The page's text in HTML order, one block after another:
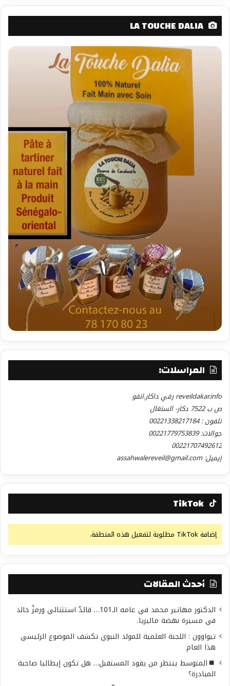
LA TOUCHE DALIA
المراسلات:
reveildakar.info رفي داكار.انفو
ص ب 7522 دكار- السنغال
تلفون : 00221338217184
جوالات: 00221779753839
00221707492612
إيميل: assahwalereveil@gmail.com
TikTok
إضافة TikTok مطلوبة لتفعيل هذه المنطقة.
أحدث المقالات
الدكتور مهاتير محمد في عامه الـ101… قائدٌ استثنائي ورمزٌ خالد
في مسيرة نهضة ماليزيا.
تيواوون : اللجنة العلمية للمولد النبوي تكشف الموضوع الرئيسي
هذا العام
المتوسط ينتظر من يقود المستقبل… هل تكون إيطاليا صاحبة
المبادرة؟